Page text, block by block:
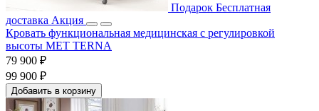
Подарок Бесплатная
доставка Акция
Кровать функциональная медицинская с регулировкой
высоты MET TERNA
79 900 ₽
99 900 ₽
Добавить в корзину